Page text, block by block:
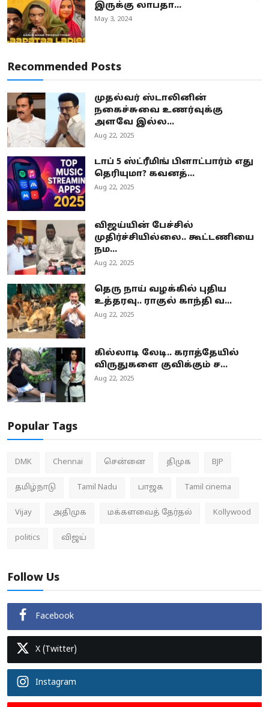
இருக்கு லாபதா...
May 3, 2024
Recommended Posts
முதல்வர் ஸ்டாலினின்
நகைச்சுவை உணர்வுக்கு
அளவே இல்ல...
Aug 22, 2025
டாப் 5 ஸ்ட்ரீமிங் பிளாட்பார்ம் எது
தெரியுமா? கவனத்...
Aug 22, 2025
விஜய்யின் பேச்சில்
முதிர்ச்சியில்லை.. கூட்டணியை
நம...
Aug 22, 2025
தெரு நாய் வழக்கில் புதிய
உத்தரவு.. ராகுல் காந்தி வ...
Aug 22, 2025
கில்லாடி லேடி.. கராத்தேயில்
விருதுகளை குவிக்கும் ச...
Aug 22, 2025
Popular Tags
DMK Chennai சென்னை திமுக BJP
தமிழ்நாடு Tamil Nadu பாஜக Tamil cinema
Vijay அதிமுக மக்களவைத் தேர்தல் Kollywood
politics விஜய்
Follow Us
Facebook
X (Twitter)
Instagram